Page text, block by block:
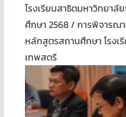
โรงเรียนสาธิตมหาวิทยาลั
ศึกษา 2568 / การพิจารณ
หลักสูตรสถานศึกษา โรงเ
เทพสตรี